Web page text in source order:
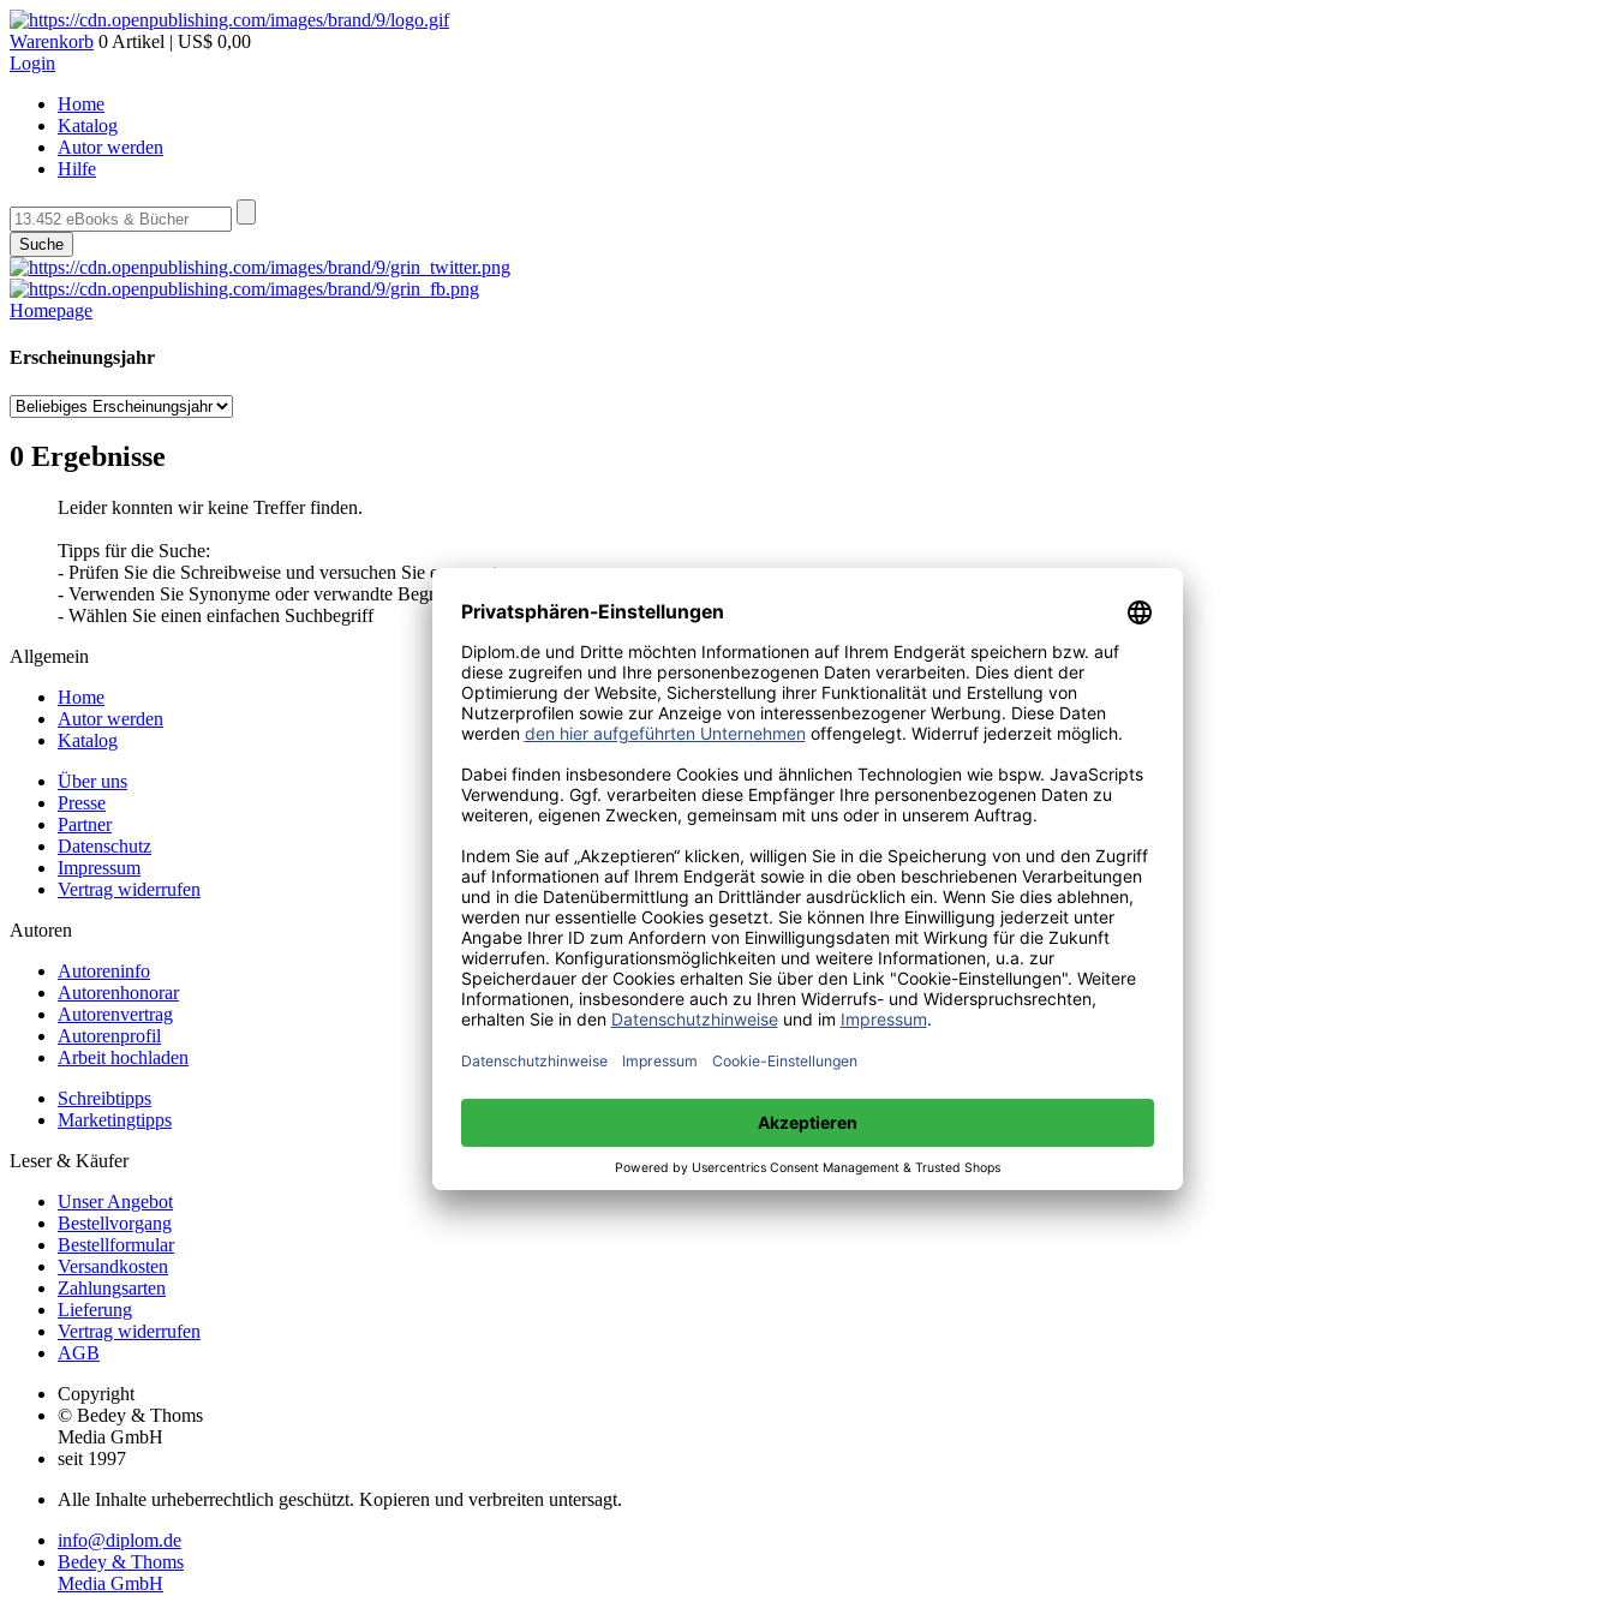
Warenkorb 0 Artikel | US$ 0,00
Login
Home
Katalog
Autor werden
Hilfe
Suche
Homepage
Erscheinungsjahr
0 Ergebnisse
Leider konnten wir keine Treffer finden.
Tipps für die Suche:
- Prüfen Sie die Schreibweise und versuchen Sie es erneut
- Verwenden Sie Synonyme oder verwandte Begriffe
- Wählen Sie einen einfachen Suchbegriff
Allgemein
Home
Autor werden
Katalog
Über uns
Presse
Partner
Datenschutz
Impressum
Vertrag widerrufen
Autoren
Autoreninfo
Autorenhonorar
Autorenvertrag
Autorenprofil
Arbeit hochladen
Schreibtipps
Marketingtipps
Leser & Käufer
Unser Angebot
Bestellvorgang
Bestellformular
Versandkosten
Zahlungsarten
Lieferung
Vertrag widerrufen
AGB
Copyright
© Bedey & Thoms
Media GmbH
seit 1997
Alle Inhalte urheberrechtlich geschützt. Kopieren und verbreiten untersagt.
info@diplom.de
Bedey & Thoms
Media GmbH